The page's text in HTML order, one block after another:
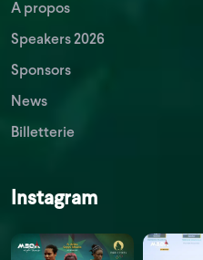
A propos
Speakers 2026
Sponsors
News
Billetterie
Instagram